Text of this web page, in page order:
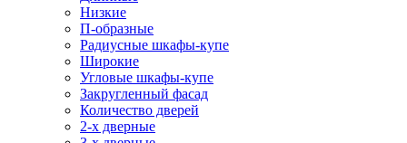
Низкие
П-образные
Радиусные шкафы-купе
Широкие
Угловые шкафы-купе
Закругленный фасад
Количество дверей
2-х дверные